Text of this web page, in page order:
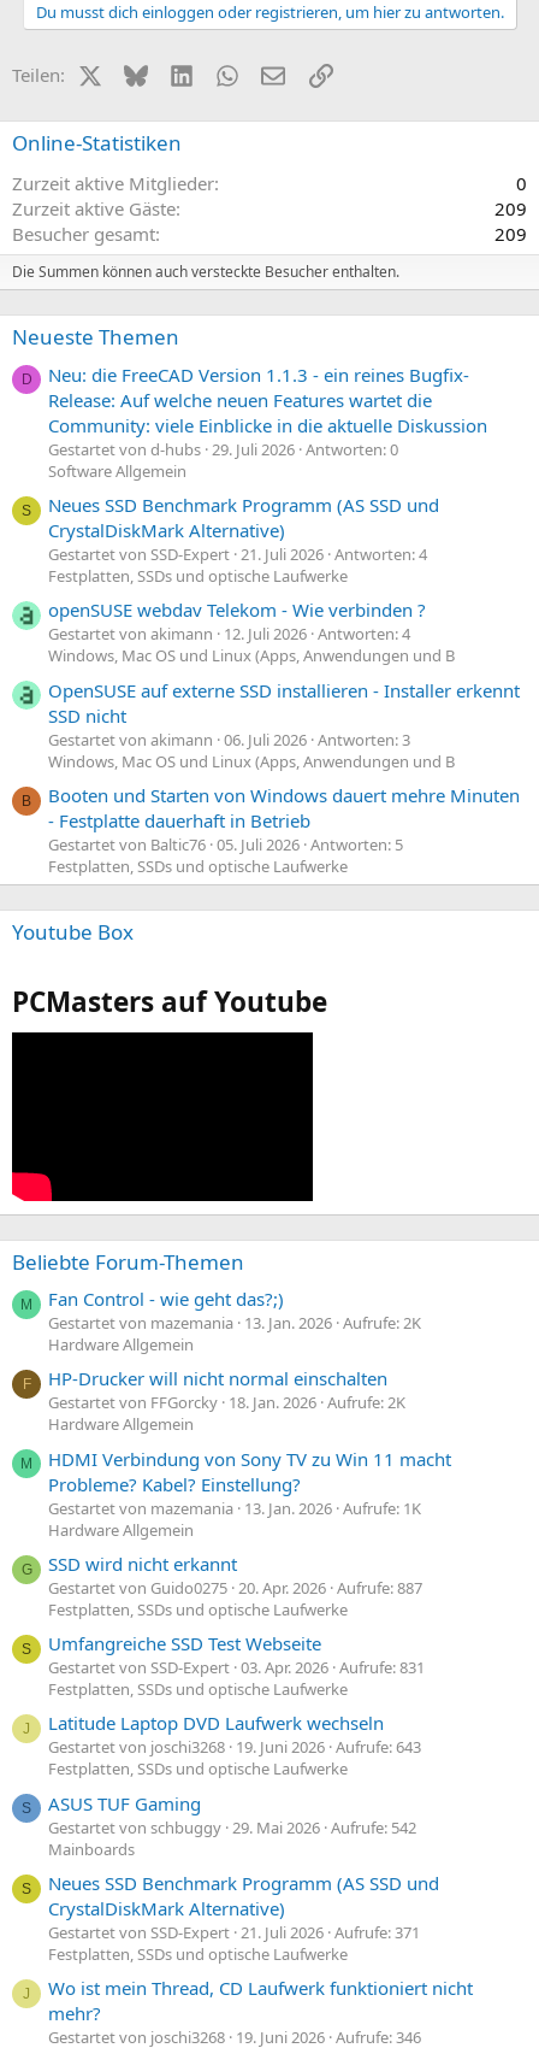
Du musst dich einloggen oder registrieren, um hier zu antworten.
Teilen: X (Twitter)
BlueskyLinkedInWhatsApp
E-MailLink
Online-Statistiken
Zurzeit aktive Mitglieder
0
Zurzeit aktive Gäste
209
Besucher gesamt
209
Die Summen können auch versteckte Besucher enthalten.
Neueste Themen
D
Neu: die FreeCAD Version 1.1.3 - ein reines Bugfix-
Release: Auf welche neuen Features wartet die
Community: viele Einblicke in die aktuelle Diskussion
Gestartet von d-hubs 29. Juli 2026 Antworten: 0
Software Allgemein
S
Neues SSD Benchmark Programm (AS SSD und
CrystalDiskMark Alternative)
Gestartet von SSD-Expert 21. Juli 2026 Antworten: 4
Festplatten, SSDs und optische Laufwerke
openSUSE webdav Telekom - Wie verbinden ?
Gestartet von akimann 12. Juli 2026 Antworten: 4
Windows, Mac OS und Linux (Apps, Anwendungen und B
OpenSUSE auf externe SSD installieren - Installer erkennt
SSD nicht
Gestartet von akimann 06. Juli 2026 Antworten: 3
Windows, Mac OS und Linux (Apps, Anwendungen und B
B
Booten und Starten von Windows dauert mehre Minuten
- Festplatte dauerhaft in Betrieb
Gestartet von Baltic76 05. Juli 2026 Antworten: 5
Festplatten, SSDs und optische Laufwerke
Youtube Box
PCMasters auf Youtube
Beliebte Forum-Themen
M Fan Control - wie geht das?;)
Gestartet von mazemania 13. Jan. 2026 Aufrufe: 2K
Hardware Allgemein
F HP-Drucker will nicht normal einschalten
Gestartet von FFGorcky 18. Jan. 2026 Aufrufe: 2K
Hardware Allgemein
M
HDMI Verbindung von Sony TV zu Win 11 macht
Probleme? Kabel? Einstellung?
Gestartet von mazemania 13. Jan. 2026 Aufrufe: 1K
Hardware Allgemein
G SSD wird nicht erkannt
Gestartet von Guido0275 20. Apr. 2026 Aufrufe: 887
Festplatten, SSDs und optische Laufwerke
S Umfangreiche SSD Test Webseite
Gestartet von SSD-Expert 03. Apr. 2026 Aufrufe: 831
Festplatten, SSDs und optische Laufwerke
J Latitude Laptop DVD Laufwerk wechseln
Gestartet von joschi3268 19. Juni 2026 Aufrufe: 643
Festplatten, SSDs und optische Laufwerke
S ASUS TUF Gaming
Gestartet von schbuggy 29. Mai 2026 Aufrufe: 542
Mainboards
S
Neues SSD Benchmark Programm (AS SSD und
CrystalDiskMark Alternative)
Gestartet von SSD-Expert 21. Juli 2026 Aufrufe: 371
Festplatten, SSDs und optische Laufwerke
J
Wo ist mein Thread, CD Laufwerk funktioniert nicht
mehr?
Gestartet von joschi3268 19. Juni 2026 Aufrufe: 346